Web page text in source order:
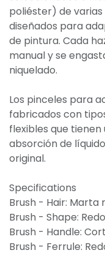
poliéster) de
diseñados para
de pintura. Cada
manual y se
niquelado.
Los pinceles para
fabricados con
flexibles que
absorción de
original.
Specifications
Brush - Hair: Marta
Brush - Shape:
Brush - Handle:
Brush - Ferrule: